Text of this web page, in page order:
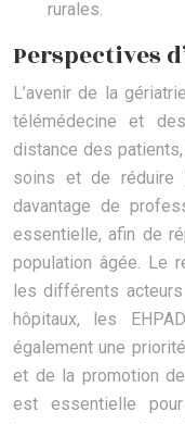
rurales.
Perspectives
L’avenir de la
télémédecine et
distance des patients,
soins et de réduire
davantage de
essentielle, afin de
population âgée. Le
les différents
hôpitaux, les
également une
et de la promotion
est essentielle